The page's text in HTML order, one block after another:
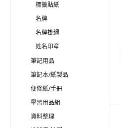
標籤貼紙
名牌
名牌掛繩
姓名印章
筆記用品
筆記本/紙製品
便條紙/手冊
學習用品組
資料整理